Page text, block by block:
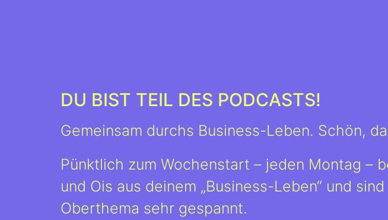
DU BIST TEIL DES PODCASTS!
Gemeinsam durchs Business-Leben. Schön,
Pünktlich zum Wochenstart – jeden Montag –
und Ois aus deinem „Business-Leben“ und
Oberthema sehr gespannt.